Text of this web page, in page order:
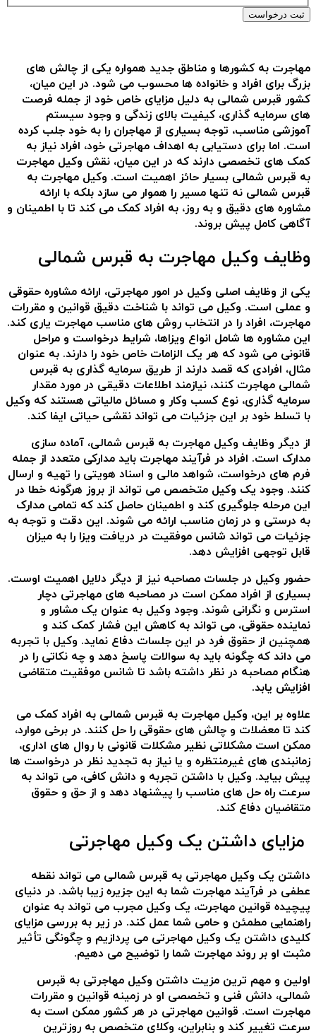
مهاجرت به کشورها و مناطق جدید همواره یکی از چالش های
بزرگ برای افراد و خانواده ها محسوب می شود. در این میان،
کشور قبرس شمالی به دلیل مزایای خاص خود از جمله فرصت
های سرمایه گذاری، کیفیت بالای زندگی و وجود سیستم
آموزشی مناسب، توجه بسیاری از مهاجران را به خود جلب کرده
است. اما برای دستیابی به اهداف مهاجرتی خود، افراد نیاز به
کمک های تخصصی دارند که در این میان، نقش وکیل مهاجرت
به قبرس شمالی بسیار حائز اهمیت است. وکیل مهاجرت به
قبرس شمالی نه تنها مسیر را هموار می سازد بلکه با ارائه
مشاوره های دقیق و به روز، به افراد کمک می کند تا با اطمینان و
آگاهی کامل پیش بروند.
وظایف وکیل مهاجرت به قبرس شمالی
یکی از وظایف اصلی وکیل در امور مهاجرتی، ارائه مشاوره حقوقی
و عملی است. وکیل می تواند با شناخت دقیق قوانین و مقررات
مهاجرت، افراد را در انتخاب روش های مناسب مهاجرت یاری کند.
این مشاوره ها شامل انواع ویزاها، شرایط درخواست و مراحل
قانونی می شود که هر یک الزامات خاص خود را دارند. به عنوان
مثال، افرادی که قصد دارند از طریق سرمایه گذاری به قبرس
شمالی مهاجرت کنند، نیازمند اطلاعات دقیقی در مورد مقدار
سرمایه گذاری، نوع کسب وکار و مسائل مالیاتی هستند که وکیل
با تسلط خود بر این جزئیات می تواند نقشی حیاتی ایفا کند.
از دیگر وظایف وکیل مهاجرت به قبرس شمالی، آماده سازی
مدارک است. افراد در فرآیند مهاجرت باید مدارکی متعدد از جمله
فرم های درخواست، شواهد مالی و اسناد هویتی را تهیه و ارسال
کنند. وجود یک وکیل متخصص می تواند از بروز هرگونه خطا در
این مرحله جلوگیری کند و اطمینان حاصل کند که تمامی مدارک
به درستی و در زمان مناسب ارائه می شوند. این دقت و توجه به
جزئیات می تواند شانس موفقیت در دریافت ویزا را به میزان
قابل توجهی افزایش دهد.
حضور وکیل در جلسات مصاحبه نیز از دیگر دلایل اهمیت اوست.
بسیاری از افراد ممکن است در مصاحبه های مهاجرتی دچار
استرس و نگرانی شوند. وجود وکیل به عنوان یک مشاور و
نماینده حقوقی، می تواند به کاهش این فشار کمک کند و
همچنین از حقوق فرد در این جلسات دفاع نماید. وکیل با تجربه
می داند که چگونه باید به سوالات پاسخ دهد و چه نکاتی را در
هنگام مصاحبه در نظر داشته باشد تا شانس موفقیت متقاضی
افزایش یابد.
علاوه بر این، وکیل مهاجرت به قبرس شمالی به افراد کمک می
کند تا معضلات و چالش های حقوقی را حل کنند. در برخی موارد،
ممکن است مشکلاتی نظیر مشکلات قانونی با روال های اداری،
زمانبندی های غیرمنتظره و یا نیاز به تجدید نظر در درخواست ها
پیش بیاید. وکیل با داشتن تجربه و دانش کافی، می تواند به
سرعت راه حل های مناسب را پیشنهاد دهد و از حق و حقوق
متقاضیان دفاع کند.
مزایای داشتن یک وکیل مهاجرتی
داشتن یک وکیل مهاجرتی به قبرس شمالی می تواند نقطه
عطفی در فرآیند مهاجرت شما به این جزیره زیبا باشد. در دنیای
پیچیده قوانین مهاجرت، یک وکیل مجرب می تواند به عنوان
راهنمایی مطمئن و حامی شما عمل کند. در زیر به بررسی مزایای
کلیدی داشتن یک وکیل مهاجرتی می پردازیم و چگونگی تأثیر
مثبت او بر روند مهاجرت شما را توضیح می دهیم.
اولین و مهم ترین مزیت داشتن وکیل مهاجرتی به قبرس
شمالی، دانش فنی و تخصصی او در زمینه قوانین و مقررات
مهاجرت است. قوانین مهاجرتی در هر کشور ممکن است به
سرعت تغییر کند و بنابراین، وکلای متخصص به روزترین